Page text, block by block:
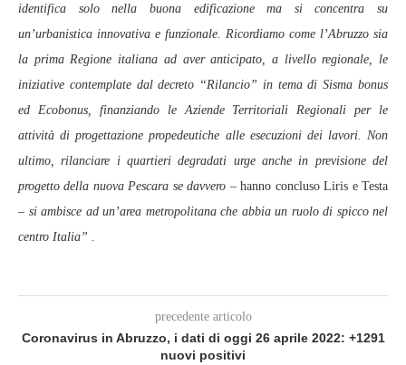
identifica solo nella buona edificazione ma si concentra su
un’urbanistica innovativa e funzionale. Ricordiamo come l’Abruzzo sia
la prima Regione italiana ad aver anticipato, a livello regionale, le
iniziative contemplate dal decreto “Rilancio” in tema di Sisma bonus
ed Ecobonus, finanziando le Aziende Territoriali Regionali per le
attività di progettazione propedeutiche alle esecuzioni dei lavori. Non
ultimo, rilanciare i quartieri degradati urge anche in previsione del
progetto della nuova Pescara se davvero – hanno concluso Liris e Testa
– si ambisce ad un’area metropolitana che abbia un ruolo di spicco nel
centro Italia” .
precedente articolo
Coronavirus in Abruzzo, i dati di oggi 26 aprile 2022: +1291
nuovi positivi